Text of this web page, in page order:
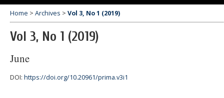
Home > Archives > Vol 3, No 1 (2019)
Vol 3, No 1 (2019)
June
DOI: https://doi.org/10.20961/prima.v3i1